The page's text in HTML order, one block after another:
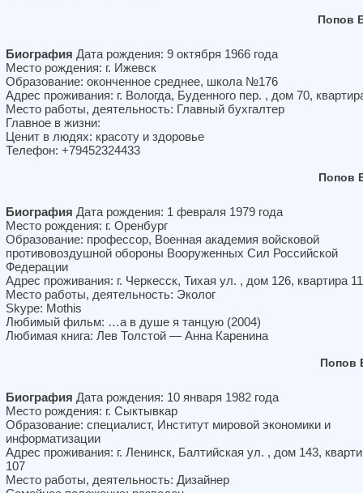
Попов
Биография Дата рождения: 9 октября 1966 года
Место рождения: г. Ижевск
Образование: оконченное среднее, школа №176
Адрес проживания: г. Вологда, Буденного пер. , дом 70,
Место работы, деятельность: Главный бухгалтер
Главное в жизни:
Ценит в людях: красоту и здоровье
Телефон: +79452324433
Попов
Биография Дата рождения: 1 февраля 1979 года
Место рождения: г. Оренбург
Образование: профессор, Военная академия войсковой
противовоздушной обороны Вооруженных Сил Российской
Федерации
Адрес проживания: г. Черкесск, Тихая ул. , дом 126, квартира
Место работы, деятельность: Эколог
Skype: Mothis
Любимый фильм: …а в душе я танцую (2004)
Любимая книга: Лев Толстой — Анна Каренина
Попов
Биография Дата рождения: 10 января 1982 года
Место рождения: г. Сыктывкар
Образование: специалист, Институт мировой экономики и
информатизации
Адрес проживания: г. Ленинск, Балтийская ул. , дом 143,
107
Место работы, деятельность: Дизайнер